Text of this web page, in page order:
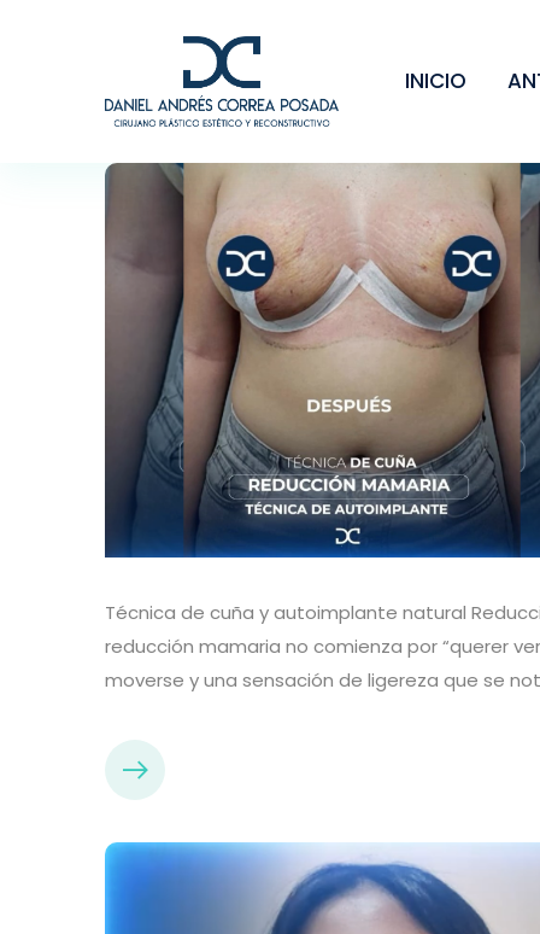
INICIO
Técnica de cuña y autoimplante natural
reducción mamaria no comienza por “querer
moverse y una sensación de ligereza que se